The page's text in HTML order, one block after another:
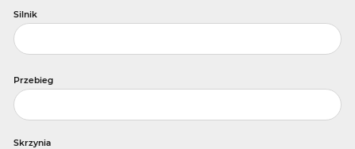
Silnik
Przebieg
Skrzynia